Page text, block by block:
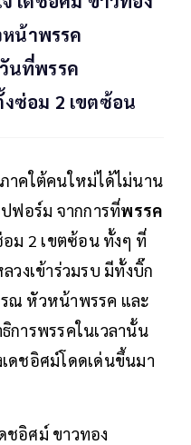
หน้าพรรค
นที่พรรค
ซ่อม 2 เขตซ้อน
าคใต้คนใหม่ได้ไม่นาน
ฟอร์ม จากการที่พรรค
ม 2 เขตซ้อน ทั้งๆ ที่
งเข้าร่วมรบ มีทั้งบิ๊ก
ณ หัวหน้าพรรค และ
การพรรคในเวลานั้น
ดชอิศม์โดดเด่นขึ้นมา
ชอิศม์ ขาวทอง